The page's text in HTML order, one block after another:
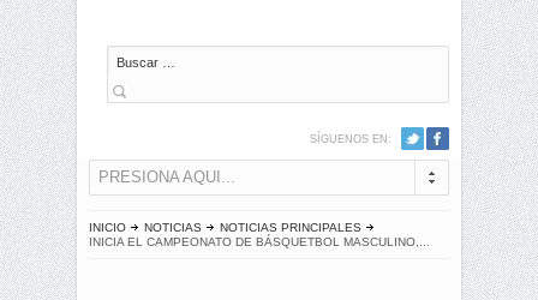
Buscar
SÍGUENOS EN:
PRESIONA AQUI...
INICIO NOTICIAS
NOTICIAS PRINCIPALES
INICIA EL CAMPEONATO DE BÁSQUETBOL MASCULINO,...